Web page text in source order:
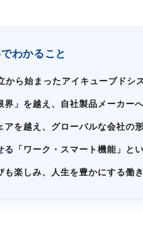
わかること
から始まったアイキューブドシ
界」を越え、自社製品メーカー
アを越え、グローバルな会社の
る「ワーク・スマート機能」と
も楽しみ、人生を豊かにする働